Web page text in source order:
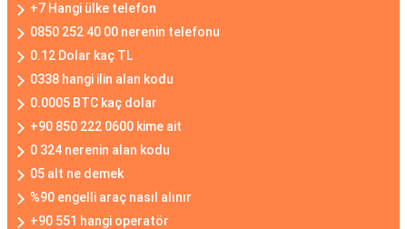
+7 Hangi ülke telefon
0850 252 40 00 nerenin telefonu
0.12 Dolar kaç TL
0338 hangi ilin alan kodu
0.0005 BTC kaç dolar
+90 850 222 0600 kime ait
0 324 nerenin alan kodu
05 alt ne demek
%90 engelli araç nasıl alınır
+90 551 hangi operatör